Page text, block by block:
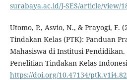
surabaya.ac.id/J-SES/article/view/
Utomo, P., Asvio, N., & Prayogi, F.
Tindakan Kelas (PTK): Panduan
Mahasiswa di Institusi
Penelitian Tindakan Kelas
https://doi.org/10.47134/